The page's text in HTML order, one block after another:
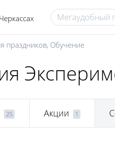
праздников, Обучение
25 Акции 1